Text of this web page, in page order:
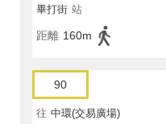
畢打街 站
距離 160m
90
往 中環(交易廣場)